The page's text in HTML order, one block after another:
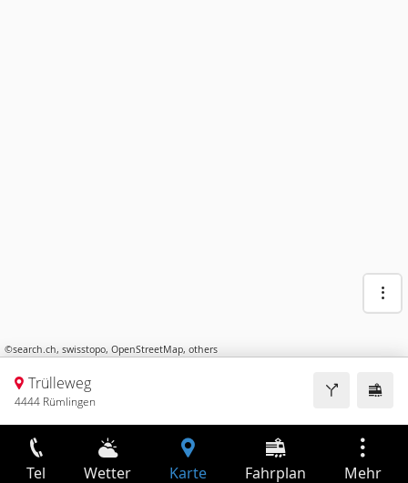
©search.ch, swisstopo, OpenStreetMap, others
Trülleweg
4444 Rümlingen
Tel Wetter Karte Fahrplan Mehr